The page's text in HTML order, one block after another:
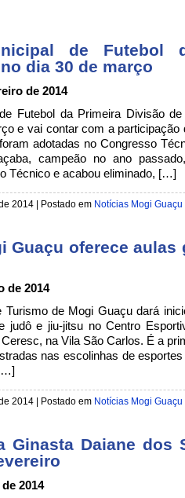
de Futebol
dia 30 de março
de 2014
Futebol da Primeira Divisão
e vai contar com a participação
adotadas no Congresso
campeão no ano
Técnico e acabou eliminado, […]
2014 | Postado em Notícias Mogi Guaçu
Guaçu oferece aulas
de 2014
Turismo de Mogi Guaçu dará
judô e jiu-jitsu no Centro
na Vila São Carlos. É a
nas escolinhas de
2014 | Postado em Notícias Mogi Guaçu
Ginasta Daiane dos
2014